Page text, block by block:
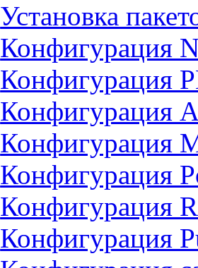
Установка
Конфигурация
Конфигурация
Конфигурация
Конфигурация
Конфигурация
Конфигурация
Конфигурация